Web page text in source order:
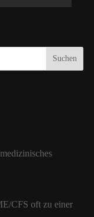
Suchen
CFS oft zu einer